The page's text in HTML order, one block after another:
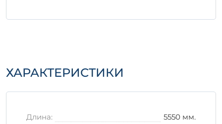
хранение. Рекомендуется держать в сухом
месте, защищенном от осадков. При
ХАРАКТЕРИСТИКИ
Длина:
5550 мм.